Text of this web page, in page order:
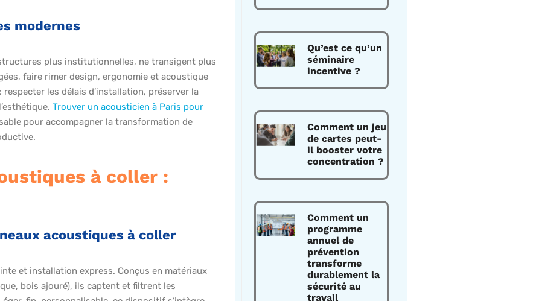
modernes
plus institutionnelles, ne transigent plus
faire rimer design, ergonomie et acoustique
les délais d’installation, préserver la
Trouver un acousticien à Paris pour
pour accompagner la transformation de
à coller :
acoustiques à coller
et installation express. Conçus en matériaux
bois ajouré), ils captent et filtrent les
Qu’est ce qu’un
séminaire
incentive ?
Comment un jeu
de cartes peut-
il booster votre
concentration ?
Comment un
programme
annuel de
prévention
transforme
durablement la
sécurité au
travail